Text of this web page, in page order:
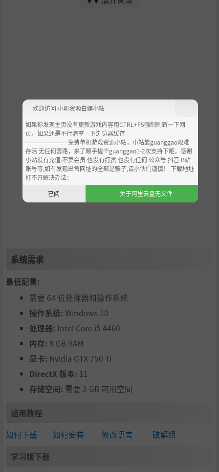
多种多样的武器进化
丰富多样的区域与机关
系统需求
最低配置:
需要 64 位处理器和操作系统
操作系统: Windows 10
处理器: Intel Core i5 4460
内存: 8 GB RAM
显卡: Nvidia GTX 750 Ti
DirectX 版本: 11
存储空间: 需要 2 GB 可用空间
通用教程
如何下载 如何安装 修改语言 破解组
学习版下载
欢迎访问 小叽资源白嫖小站
如果你发现主页没有更新游戏内容用CTRL+F5强制刷新一下网
页，如果还是不行清空一下浏览器缓存 ----------------------------------
--------------------- 免费单机游戏资源小站，小站靠guanggao艰难
存活 无任何套路，来了顺手搓个guanggao1-2次支持下吧，感谢
小站没有充值.不卖会员.也没有打赏 也没有任何 公众号 抖音 B站
账号等,如有发现出售网址的全部是骗子,请小伙们谨慎！ 下载地址
打不开解决办法：
已阅
关于阿里云盘无文件